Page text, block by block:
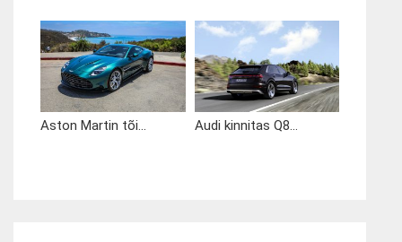
Aston Martin tõi... Audi kinnitas Q8...